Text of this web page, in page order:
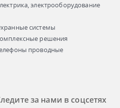
электрооборудование
системы
решения
проводные
за нами в соцсетях